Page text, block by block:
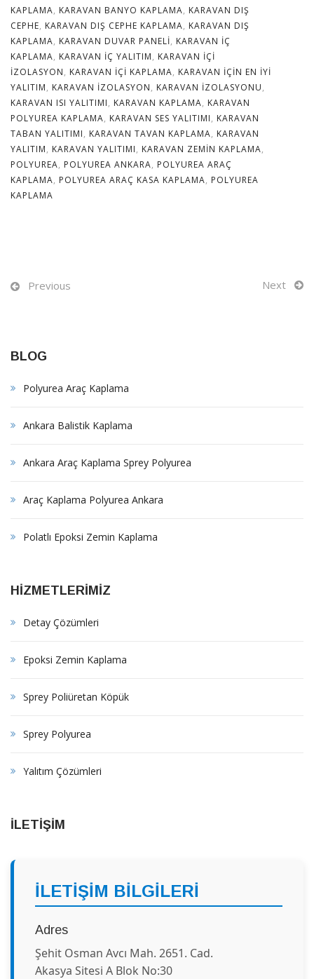
KAPLAMA, KARAVAN BANYO KAPLAMA, KARAVAN DIŞ
CEPHE, KARAVAN DIŞ CEPHE KAPLAMA, KARAVAN DIŞ
KAPLAMA, KARAVAN DUVAR PANELI, KARAVAN IÇ
KAPLAMA, KARAVAN IÇ YALITIM, KARAVAN IÇI
IZOLASYON, KARAVAN IÇI KAPLAMA, KARAVAN IÇIN EN IYI
YALITIM, KARAVAN IZOLASYON, KARAVAN IZOLASYONU,
KARAVAN ISI YALITIMI, KARAVAN KAPLAMA, KARAVAN
POLYUREA KAPLAMA, KARAVAN SES YALITIMI, KARAVAN
TABAN YALITIMI, KARAVAN TAVAN KAPLAMA, KARAVAN
YALITIM, KARAVAN YALITIMI, KARAVAN ZEMIN KAPLAMA,
POLYUREA, POLYUREA ANKARA, POLYUREA ARAÇ
KAPLAMA, POLYUREA ARAÇ KASA KAPLAMA, POLYUREA
KAPLAMA
Previous Next
BLOG
Polyurea Araç Kaplama
Ankara Balistik Kaplama
Ankara Araç Kaplama Sprey Polyurea
Araç Kaplama Polyurea Ankara
Polatlı Epoksi Zemin Kaplama
HİZMETLERİMİZ
Detay Çözümleri
Epoksi Zemin Kaplama
Sprey Poliüretan Köpük
Sprey Polyurea
Yalıtım Çözümleri
İLETİŞİM
İLETİŞİM BİLGİLERİ
Adres
Şehit Osman Avcı Mah. 2651. Cad.
Akasya Sitesi A Blok No:30